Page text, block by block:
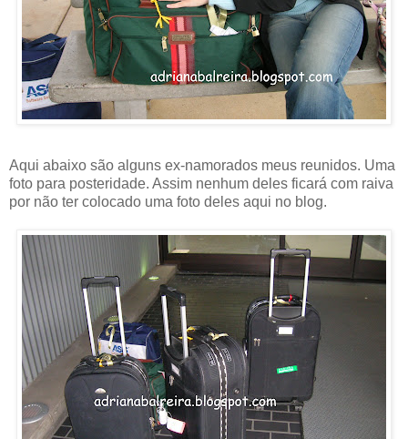
Aqui abaixo são alguns ex-namorados meus reunidos. Uma
foto para posteridade. Assim nenhum deles ficará com raiva
por não ter colocado uma foto deles aqui no blog.